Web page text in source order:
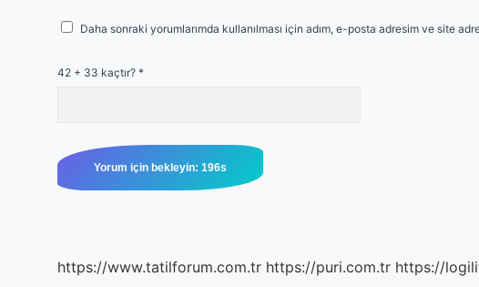
Daha sonraki yorumlarımda kullanılması için adım, e-posta adresim ve site
42 + 33 kaçtır? *
https://www.tatilforum.com.tr https://puri.com.tr https://